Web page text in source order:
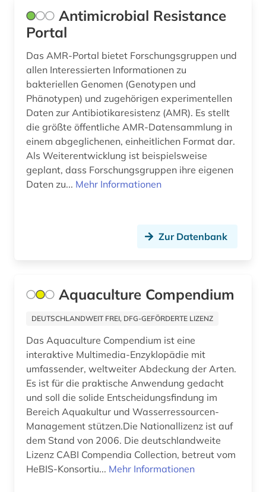
gartenbau (3)
gartenkunst (1)
gattung (1)
gebietsfremde arten (2)
gebrauchsmuster (2)
gehirn (1)
geisteswissenschaften (8)
genanalyse (3)
gene (2)
genetik (11)
genetische ressourcen (1)
genetische variabilität (2)
Antimicrobial Resistance
Portal
Das AMR-Portal bietet Forschungsgruppen und
allen Interessierten Informationen zu
bakteriellen Genomen (Genotypen und
Phänotypen) und zugehörigen experimentellen
Daten zur Antibiotikaresistenz (AMR). Es stellt
die größte öffentliche AMR-Datensammlung in
einem abgeglichenen, einheitlichen Format dar.
Als Weiterentwicklung ist beispielsweise
geplant, dass Forschungsgruppen ihre eigenen
Daten zu... Mehr Informationen
Zur Datenbank
Aquaculture Compendium
DEUTSCHLANDWEIT FREI, DFG-GEFÖRDERTE LIZENZ
Das Aquaculture Compendium ist eine
interaktive Multimedia-Enzyklopädie mit
umfassender, weltweiter Abdeckung der Arten.
Es ist für die praktische Anwendung gedacht
und soll die solide Entscheidungsfindung im
Bereich Aquakultur und Wasserressourcen-
Management stützen.Die Nationallizenz ist auf
dem Stand von 2006. Die deutschlandweite
Lizenz CABI Compendia Collection, betreut vom
HeBIS-Konsortiu... Mehr Informationen